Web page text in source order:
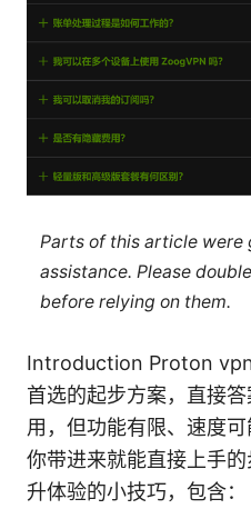
Parts of this article were
assistance. Please
before relying on them.
Introduction Proton
首选的起步方案，直接
用，但功能有限、速度
你带进来就能直接上手
升体验的小技巧，包含：